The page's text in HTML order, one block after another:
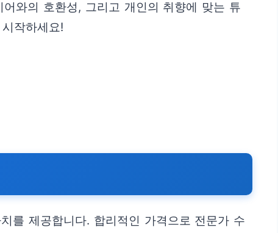
와의 호환성, 그리고 개인의 취향에 맞는 튜
작하세요!
를 제공합니다. 합리적인 가격으로 전문가 수